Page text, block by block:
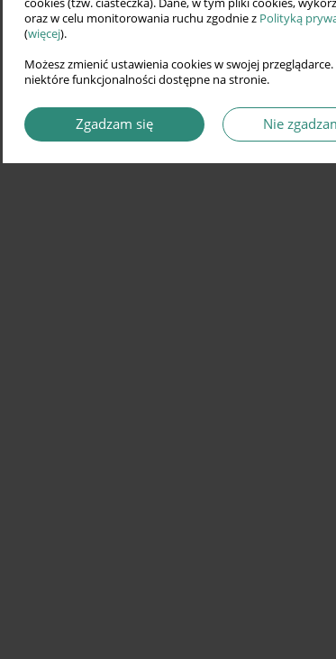
cookies (tzw. ciasteczka). Dane, w tym pliki cookies,
oraz w celu monitorowania ruchu zgodnie z Polityką
(więcej).
Możesz zmienić ustawienia cookies w swojej
niektóre funkcjonalności dostępne na stronie.
Zgadzam się Nie